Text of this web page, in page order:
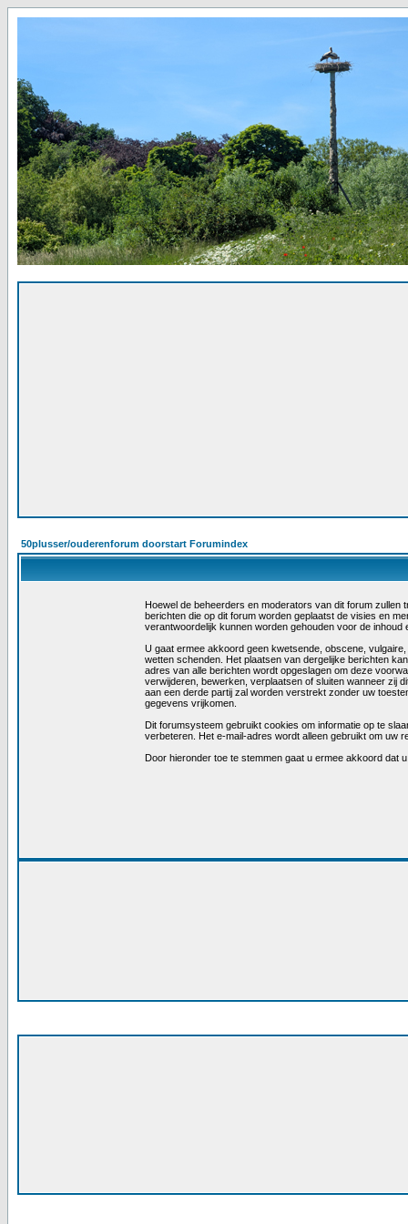
50plusser/ouderenforum doorstart Forumindex
Hoewel de beheerders en moderators van dit forum zullen
berichten die op dit forum worden geplaatst de visies en
verantwoordelijk kunnen worden gehouden voor de inhoud
U gaat ermee akkoord geen kwetsende, obscene,
wetten schenden. Het plaatsen van dergelijke berichten
adres van alle berichten wordt opgeslagen om deze
verwijderen, bewerken, verplaatsen of sluiten wanneer zij
aan een derde partij zal worden verstrekt zonder uw
gegevens vrijkomen.
Dit forumsysteem gebruikt cookies om informatie op te
verbeteren. Het e-mail-adres wordt alleen gebruikt om uw
Door hieronder toe te stemmen gaat u ermee akkoord dat